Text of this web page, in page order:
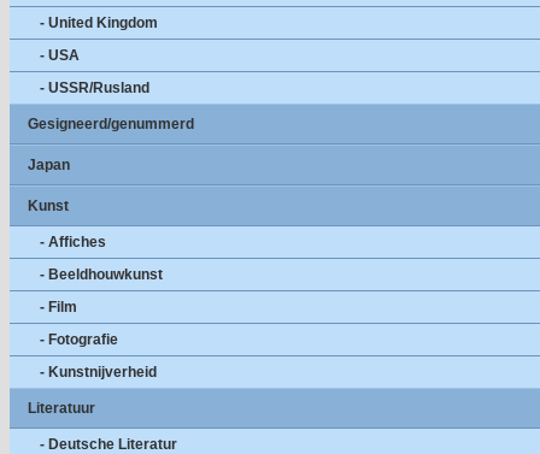
- United Kingdom
- USA
- USSR/Rusland
Gesigneerd/genummerd
Japan
Kunst
- Affiches
- Beeldhouwkunst
- Film
- Fotografie
- Kunstnijverheid
Literatuur
- Deutsche Literatur